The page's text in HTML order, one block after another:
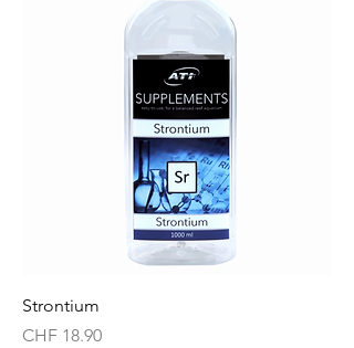
Strontium
Preis
CHF 18.90